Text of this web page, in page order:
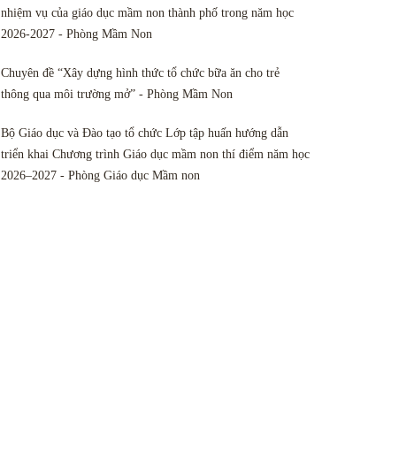
nhiệm vụ của giáo dục mầm non thành phố trong năm học
2026-2027 - Phòng Mầm Non
Chuyên đề “Xây dựng hình thức tổ chức bữa ăn cho trẻ
thông qua môi trường mở” - Phòng Mầm Non
Bộ Giáo dục và Đào tạo tổ chức Lớp tập huấn hướng dẫn
triển khai Chương trình Giáo dục mầm non thí điểm năm học
2026–2027 - Phòng Giáo dục Mầm non